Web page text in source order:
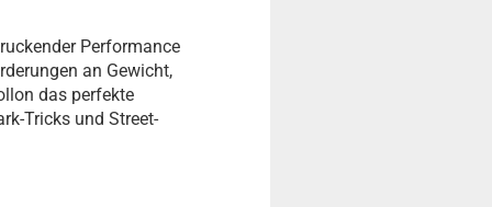
Performance
an Gewicht,
das perfekte
Tricks und Street-